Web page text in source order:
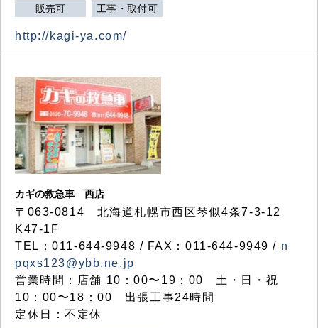
販売可 工事・取付可
http://kagi-ya.com/
カギの救急車 西店
〒063-0814 北海道札幌市西区琴似4条7-3-12
K47-1F
TEL：011-644-9948 / FAX：011-644-9949 / n
pqxs123@ybb.ne.jp
営業時間：店舗 10：00〜19：00 土・日・祝
10：00〜18：00 出張工事24時間
定休日：不定休